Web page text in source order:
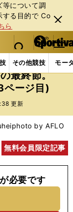
等について調
する⽬的で Co
ら
閉じ
る
web Sportiva (webスポルティーバ)
検索
マイペ
ー
ジ
メニュ
その他競技 モー
Jリーグ 「一生
最終節。
ページ目)
更新
photo by AFLO
無料会員限定記事
必要です